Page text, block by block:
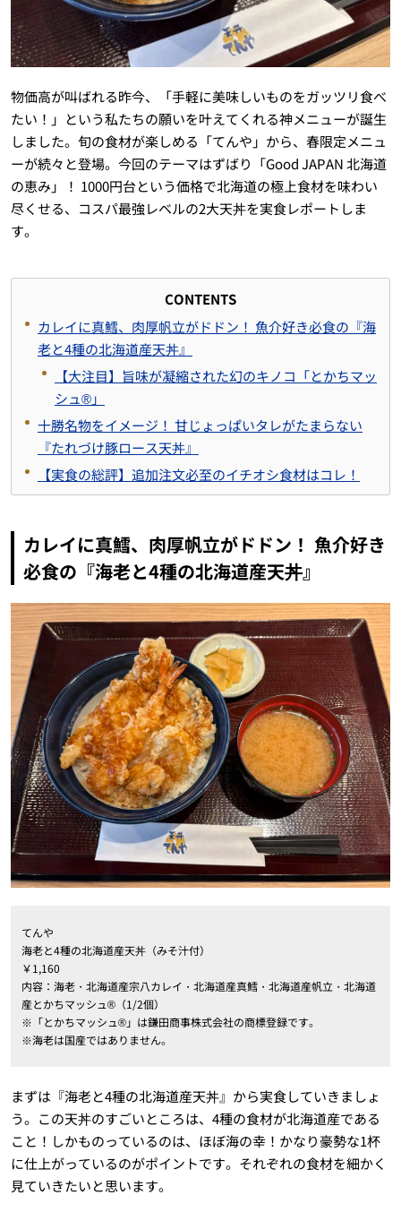
物価高が叫ばれる昨今、「手軽に美味しいものをガッツリ食べ
たい！」という私たちの願いを叶えてくれる神メニューが誕生
しました。旬の食材が楽しめる「てんや」から、春限定メニュ
ーが続々と登場。今回のテーマはずばり「Good JAPAN 北海道
の恵み」！ 1000円台という価格で北海道の極上食材を味わい
尽くせる、コスパ最強レベルの2大天丼を実食レポートしま
す。
CONTENTS
カレイに真鱈、肉厚帆立がドドン！ 魚介好き必食の『海
老と4種の北海道産天丼』
【大注目】旨味が凝縮された幻のキノコ「とかちマッ
シュ®︎」
十勝名物をイメージ！ 甘じょっぱいタレがたまらない
『たれづけ豚ロース天丼』
【実食の総評】追加注文必至のイチオシ食材はコレ！
カレイに真鱈、肉厚帆立がドドン！ 魚介好き
必食の『海老と4種の北海道産天丼』
てんや
海老と4種の北海道産天丼（みそ汁付）
￥1,160
内容：海老・北海道産宗八カレイ・北海道産真鱈・北海道産帆立・北海道
産とかちマッシュ®︎（1/2個）
※「とかちマッシュ®︎」は鎌田商事株式会社の商標登録です。
※海老は国産ではありません。
まずは『海老と4種の北海道産天丼』から実食していきましょ
う。この天丼のすごいところは、4種の食材が北海道産である
こと！しかものっているのは、ほぼ海の幸！かなり豪勢な1杯
に仕上がっているのがポイントです。それぞれの食材を細かく
見ていきたいと思います。